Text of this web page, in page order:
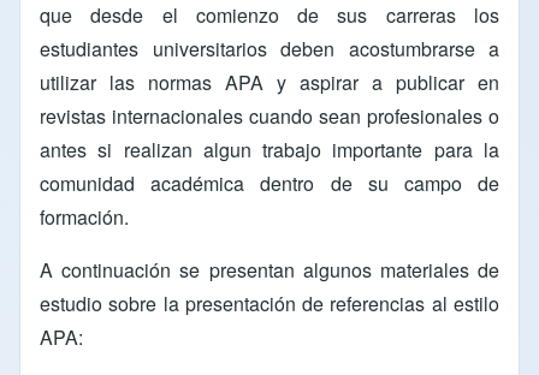
que desde el comienzo de sus carreras los
estudiantes universitarios deben acostumbrarse a
utilizar las normas APA y aspirar a publicar en
revistas internacionales cuando sean profesionales o
antes si realizan algun trabajo importante para la
comunidad académica dentro de su campo de
formación.
A continuación se presentan algunos materiales de
estudio sobre la presentación de referencias al estilo
APA: